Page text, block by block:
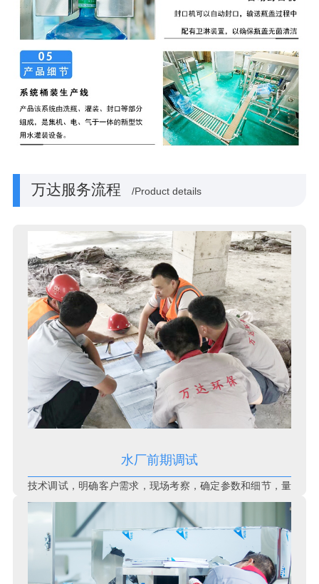
万达服务流程 /Product details
水厂前期调试
技术调试，明确客户需求，现场考察，确定参数和细节，量
身定制解决方案。